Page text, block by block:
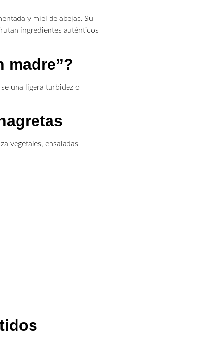
y miel de abejas. Su
ingredientes auténticos
madre”?
una ligera turbidez o
vegetales, ensaladas